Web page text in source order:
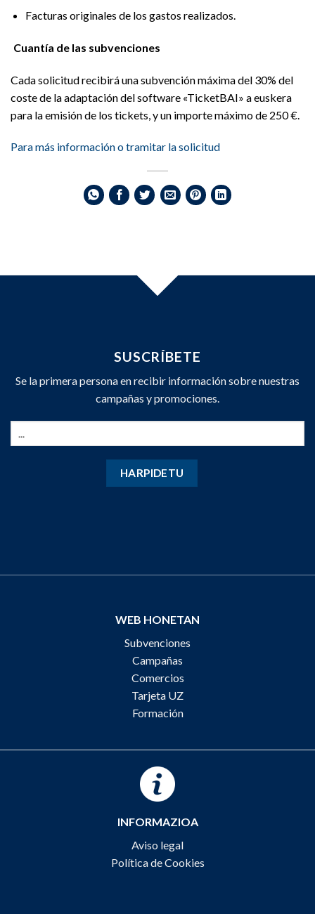
Facturas originales de los gastos realizados.
Cuantía de las subvenciones
Cada solicitud recibirá una subvención máxima del 30% del
coste de la adaptación del software «TicketBAI» a euskera
para la emisión de los tickets, y un importe máximo de 250 €.
Para más información o tramitar la solicitud
SUSCRÍBETE
Se la primera persona en recibir información sobre nuestras
campañas y promociones.
WEB HONETAN
Subvenciones
Campañas
Comercios
Tarjeta UZ
Formación
INFORMAZIOA
Aviso legal
Política de Cookies